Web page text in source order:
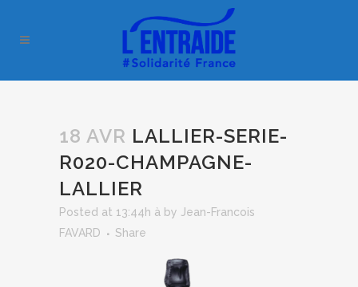
18 AVR LALLIER-SERIE-
R020-CHAMPAGNE-
LALLIER
Posted at 13:44h à by Jean-Francois
FAVARD
Share